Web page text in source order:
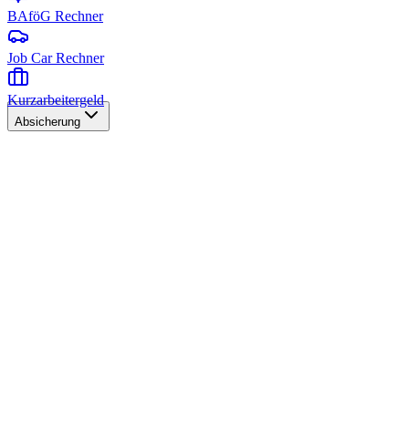
BAföG Rechner
Job Car Rechner
Kurzarbeitergeld
Absicherung